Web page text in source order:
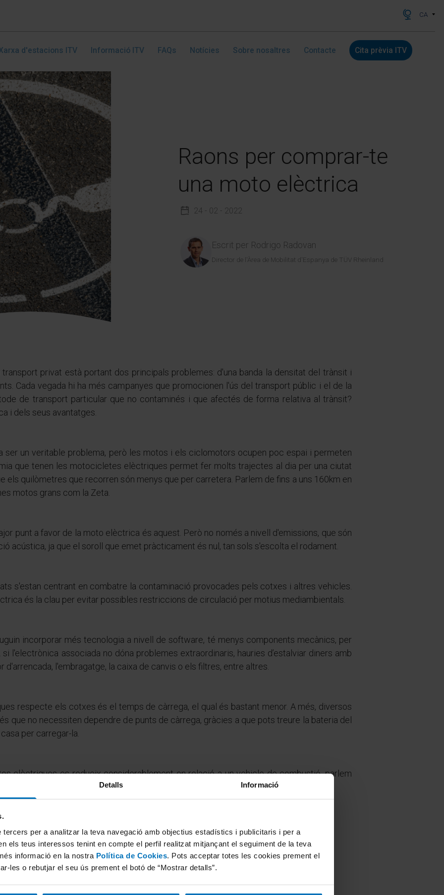
Detalls Informació
tercers per a analitzar la teva navegació amb objectius estadístics i publicitaris i per a
els teus interessos tenint en compte el perfil realitzat mitjançant el seguiment de la teva
informació en la nostra Política de Cookies. Pots acceptar totes les cookies prement el
les o rebutjar el seu ús prement el botó de “Mostrar detalls”.
CA
d'estacions ITV Informació ITV FAQs Notícies Sobre nosaltres Contacte Cita prèvia ITV
Raons per comprar-te
una moto elèctrica
24 - 02 - 2022
Escrit per Rodrigo Radovan
Director de l'Àrea de Mobilitat d'Espanya de TÜV Rheinland
privat està portant dos principals problemes: d'una banda la densitat del trànsit i
Cada vegada hi ha més campanyes que promocionen l'ús del transport públic i el de la
de transport particular que no contaminés i que afectés de forma relativa al trànsit?
i dels seus avantatges.
ser un veritable problema, però les motos i els ciclomotors ocupen poc espai i permeten
que tenen les motocicletes elèctriques permet fer molts trajectes al dia per una ciutat
els quilòmetres que recorren són menys que per carretera. Parlem de fins a uns 160km en
motos grans com la Zeta.
punt a favor de la moto elèctrica és aquest. Però no només a nivell d'emissions, que són
acústica, ja que el soroll que emet pràcticament és nul, tan sols s'escolta el rodament.
s'estan centrant en combatre la contaminació provocades pels cotxes i altres vehicles.
és la clau per evitar possibles restriccions de circulació per motius mediambientals.
incorporar més tecnologia a nivell de software, té menys components mecànics, per
l'electrònica associada no dóna problemes extraordinaris, hauries d’estalviar diners amb
l'embragatge, la caixa de canvis o els filtres, entre altres.
respecte els cotxes és el temps de càrrega, el qual és bastant menor. A més, diversos
que no necessiten dependre de punts de càrrega, gràcies a que pots treure la bateria del
per carregar-la.
elèctriques es redueix considerablement en relació a un vehicle de combustió, parlem
per cada 100km.
t'animes a llançar-te a per una moto elèctrica?
Concertar cita ITV